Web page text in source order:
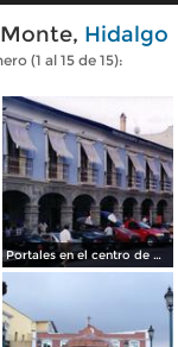
Hidalgo
(1 al 15 de 15):
Portales en el centro de Mineral del Monte, Hidalgo